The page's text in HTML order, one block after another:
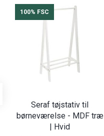
100% FSC
Seraf tøjstativ til
børneværelse - MDF træ
| Hvid